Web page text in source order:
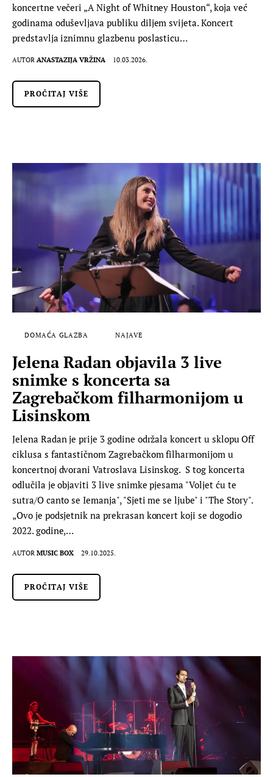
koncertne večeri „A Night of Whitney Houston“, koja već
godinama oduševljava publiku diljem svijeta. Koncert
predstavlja iznimnu glazbenu poslasticu…
AUTOR ANASTAZIJA VRŽINA 10.03.2026.
PROČITAJ VIŠE
DOMAĆA GLAZBA NAJAVE
Jelena Radan objavila 3 live
snimke s koncerta sa
Zagrebačkom filharmonijom u
Lisinskom
Jelena Radan je prije 3 godine održala koncert u sklopu Off
ciklusa s fantastičnom Zagrebačkom filharmonijom u
koncertnoj dvorani Vatroslava Lisinskog. S tog koncerta
odlučila je objaviti 3 live snimke pjesama "Voljet ću te
sutra/O canto se Iemanja", "Sjeti me se ljube" i "The Story".
„Ovo je podsjetnik na prekrasan koncert koji se dogodio
2022. godine,…
AUTOR MUSIC BOX 29.10.2025.
PROČITAJ VIŠE